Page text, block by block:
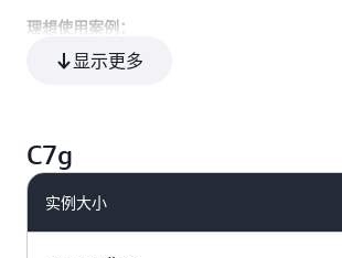
192
理想使用案例：
关键技术：
高达 4.5 GHz 的第 5 代 AMD EPYC 处理器
显示更多
C7g
实例大小